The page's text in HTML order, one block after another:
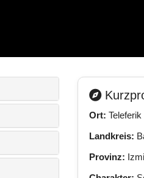
Ort: Teleferik
Landkreis:
Provinz: